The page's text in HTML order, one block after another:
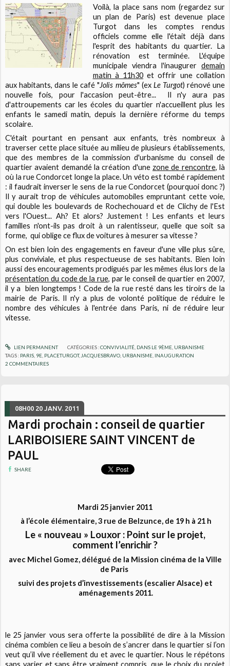
Voilà, la place sans nom (regardez sur
un plan de Paris) est devenue place
Turgot dans les comptes rendus
officiels comme elle l'était déjà dans
l'esprit des habitants du quartier. La
rénovation est terminée. L'équipe
municipale viendra l'inaugurer demain
matin à 11h30 et offrir une collation
aux habitants, dans le café "Jolis mômes" (ex Le Turgot) rénové une
nouvelle fois, pour l'accasion peut-être... Il n'y aura pas
d'attroupements car les écoles du quartier n'accueillent plus les
enfants le samedi matin, depuis la dernière réforme du temps
scolaire.
C'était pourtant en pensant aux enfants, très nombreux à
traverser cette place située au milieu de plusieurs établissements,
que des membres de la commission d'urbanisme du conseil de
quartier avaient demandé la création d'une zone de rencontre, là
où la rue Condorcet longe la place. Un véto est tombé rapidement
: il faudrait inverser le sens de la rue Condorcet (pourquoi donc ?)
Il y aurait trop de véhicules automobiles empruntant cette voie,
qui double les boulevards de Rochechouard et de Clichy de l'Est
vers l'Ouest... Ah? Et alors? Justement ! Les enfants et leurs
familles n'ont-ils pas droit à un ralentisseur, quelle que soit sa
forme, qui oblige ce flux de voitures à mesurer sa vitesse ?
On est bien loin des engagements en faveur d'une ville plus sûre,
plus conviviale, et plus respectueuse de ses habitants. Bien loin
aussi des encouragements prodigués par les mêmes élus lors de la
présentation du code de la rue, par le conseil de quartier en 2007,
il y a bien longtemps ! Code de la rue resté dans les tiroirs de la
mairie de Paris. Il n'y a plus de volonté politique de réduire le
nombre des véhicules à l'entrée dans Paris, ni de réduire leur
vitesse.
LIEN PERMANENT CATÉGORIES :CONVIVIALITÉ, DANS LE 9ÈME, URBANISME
TAGS : PARIS, 9E, PLACETURGOT,JACQUESBRAVO, URBANISME, INAUGURATION
2 COMMENTAIRES
08H00 20 JANV. 2011
Mardi prochain : conseil de quartier
LARIBOISIERE SAINT VINCENT de
PAUL
SHARE
Mardi 25 janvier 2011
à l’école élémentaire, 3 rue de Belzunce, de 19 h à 21 h
Le « nouveau » Louxor : Point sur le projet,
comment l’enrichir ?
avec Michel Gomez, délégué de la Mission cinéma de la Ville
de Paris
suivi des projets d’investissements (escalier Alsace) et
aménagements 2011.
le 25 janvier vous sera offerte la possibilité de dire à la Mission
cinéma combien ce lieu a besoin de s’ancrer dans le quartier si l’on
veut qu’il vive réellement du et avec le quartier. Nous le répétons
sans varier et sans être vraiment compris, que le choix du projet